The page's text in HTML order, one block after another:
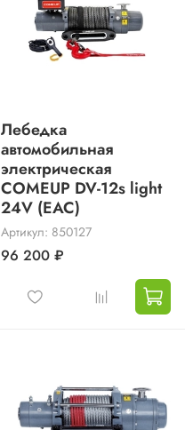
Лебедка
автомобильная
электрическая
COMEUP DV-12s light
24V (EAC)
Артикул: 850127
96 200 ₽